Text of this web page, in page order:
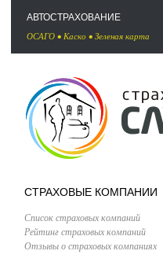
АВТОСТРАХОВАНИЕ
ОСАГО • Каско • Зеленая карта
СТРАХОВЫЕ КОМПАНИИ
Список страховых компаний
Рейтинг страховых компаний
Отзывы о страховых компаниях